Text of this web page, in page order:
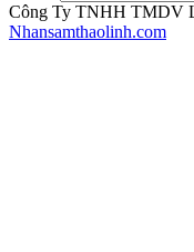
Công Ty TNHH TMDV
Nhansamthaolinh.com